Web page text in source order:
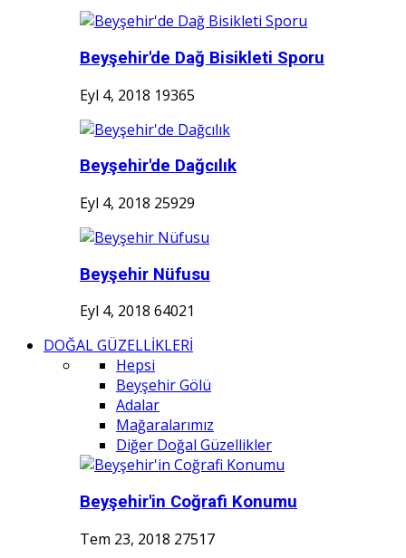
Beyşehir'de Dağ Bisikleti Sporu
Eyl 4, 2018 19365
Beyşehir'de Dağcılık
Eyl 4, 2018 25929
Beyşehir Nüfusu
Eyl 4, 2018 64021
DOĞAL GÜZELLİKLERİ
Hepsi
Beyşehir Gölü
Adalar
Mağaralarımız
Diğer Doğal Güzellikler
Beyşehir'in Coğrafi Konumu
Tem 23, 2018 27517